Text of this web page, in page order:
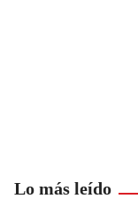
Lo más leído